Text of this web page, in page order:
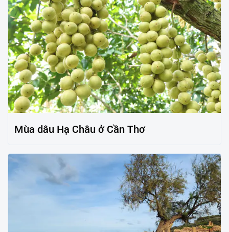
Mùa dâu Hạ Châu ở Cần Thơ